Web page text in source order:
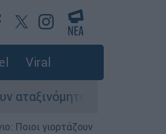
Viral
Λύση αναζητά το υπουργείο
Ποιοι γιορτάζουν